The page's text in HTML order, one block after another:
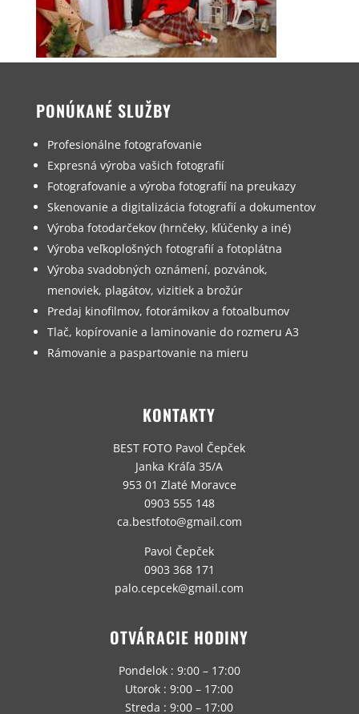
PONÚKANÉ SLUŽBY
Profesionálne fotografovanie
Expresná výroba vašich fotografií
Fotografovanie a výroba fotografií na preukazy
Skenovanie a digitalizácia fotografií a dokumentov
Výroba fotodarčekov (hrnčeky, kľúčenky a iné)
Výroba veľkoplošných fotografií a fotoplátna
Výroba svadobných oznámení, pozvánok,
menoviek, plagátov, vizitiek a brožúr
Predaj kinofilmov, fotorámikov a fotoalbumov
Tlač, kopírovanie a laminovanie do rozmeru A3
Rámovanie a paspartovanie na mieru
KONTAKTY
BEST FOTO Pavol Čepček
Janka Kráľa 35/A
953 01 Zlaté Moravce
0903 555 148
ca.bestfoto@gmail.com
Pavol Čepček
0903 368 171
palo.cepcek@gmail.com
OTVÁRACIE HODINY
Pondelok : 9:00 – 17:00
Utorok : 9:00 – 17:00
Streda : 9:00 – 17:00